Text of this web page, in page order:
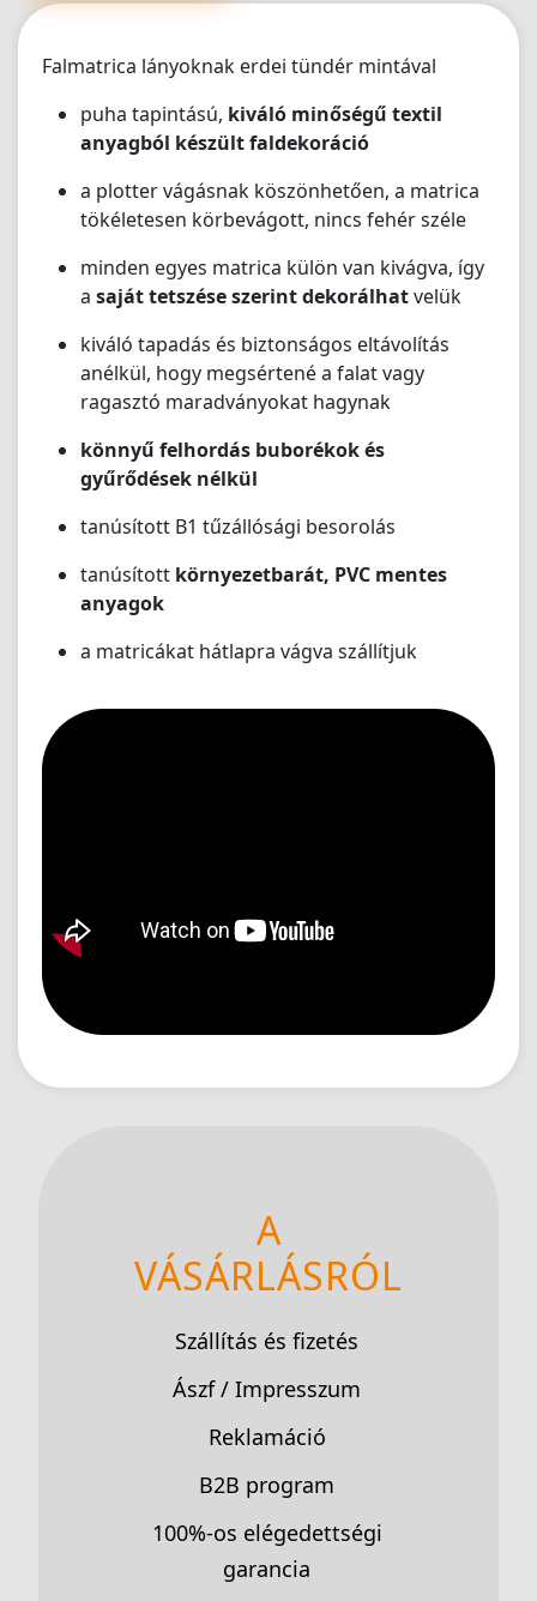
volna. Az 5/5 kevés, de ennél többet nem lehet adni🫶"
Falmatrica lányoknak erdei tündér mintával
puha tapintású, kiváló minőségű textil
anyagból készült faldekoráció
a plotter vágásnak köszönhetően, a matrica
tökéletesen körbevágott, nincs fehér széle
minden egyes matrica külön van kivágva, így
a saját tetszése szerint dekorálhatvelük
kiváló tapadás és biztonságos eltávolítás
anélkül, hogy megsértené a falat vagy
ragasztó maradványokat hagynak
könnyű felhordás buborékok és
gyűrődések nélkül
tanúsított B1 tűzállósági besorolás
tanúsított környezetbarát, PVC mentes
anyagok
a matricákat hátlapra vágva szállítjuk
A
VÁSÁRLÁSRÓL
Szállítás és fizetés
Ászf / Impresszum
Reklamáció
B2B program
100%-os elégedettségi
garancia